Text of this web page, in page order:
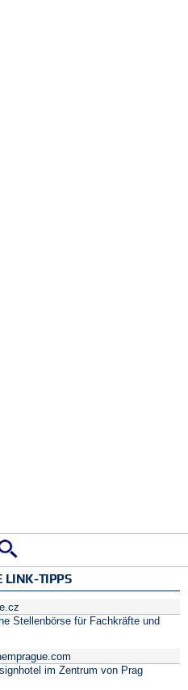
LINK-TIPPS
Stellenbörse für Fachkräfte und
im Zentrum von Prag